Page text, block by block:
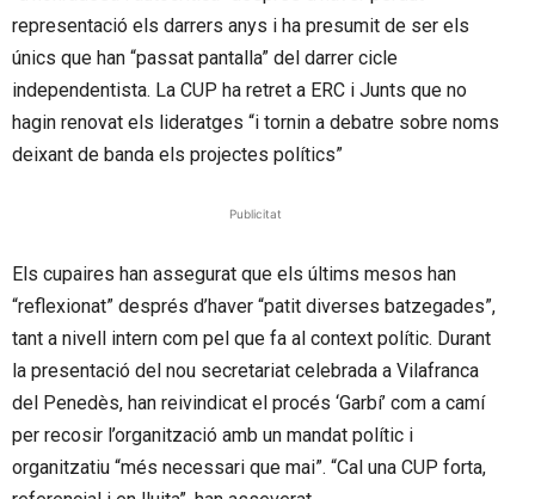
representació els darrers anys i ha presumit de ser els
únics que han “passat pantalla” del darrer cicle
independentista. La CUP ha retret a ERC i Junts que no
hagin renovat els lideratges “i tornin a debatre sobre noms
deixant de banda els projectes polítics”
Publicitat
Els cupaires han assegurat que els últims mesos han
“reflexionat” després d’haver “patit diverses batzegades”,
tant a nivell intern com pel que fa al context polític. Durant
la presentació del nou secretariat celebrada a Vilafranca
del Penedès, han reivindicat el procés ‘Garbí’ com a camí
per recosir l’organització amb un mandat polític i
organitzatiu “més necessari que mai”. “Cal una CUP forta,